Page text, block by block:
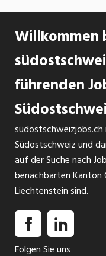
der Verdichtung
unseren
Arbeiten erstreckt
Fachbereiche
Beton, Mörtel und
Willkommen
führenden
Südostschweiz und
auf der Suche nach
benachbarten Kanton
Liechtenstein sind.
Folgen Sie uns